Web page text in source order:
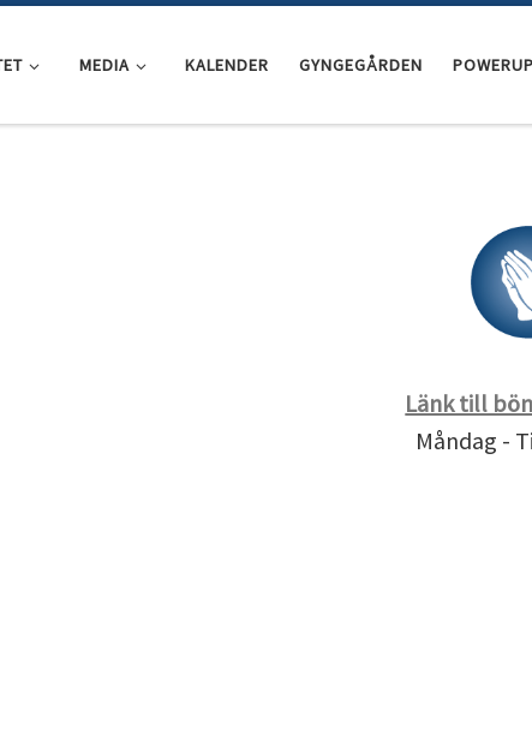
MEDIA KALENDER GYNGEGÅRDEN
Länk till
Måndag -